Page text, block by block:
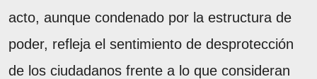
acto, aunque condenado por la estructura de
poder, refleja el sentimiento de desprotección
de los ciudadanos frente a lo que consideran